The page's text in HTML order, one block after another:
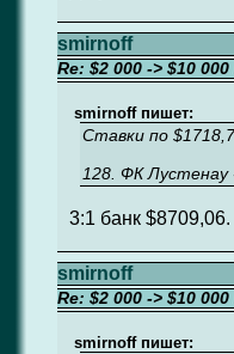
smirnoff
Re: $2 000 -> $10
smirnoff пишет:
Ставки по
128. ФК
3:1 банк $8709,06.
smirnoff
Re: $2 000 -> $10
smirnoff пишет: